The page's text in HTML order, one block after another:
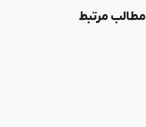
مطالب مرتبط